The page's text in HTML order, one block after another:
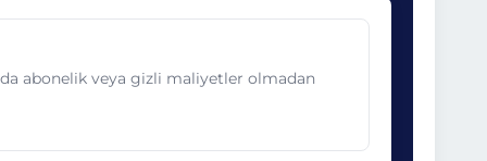
abonelik veya gizli maliyetler olmadan